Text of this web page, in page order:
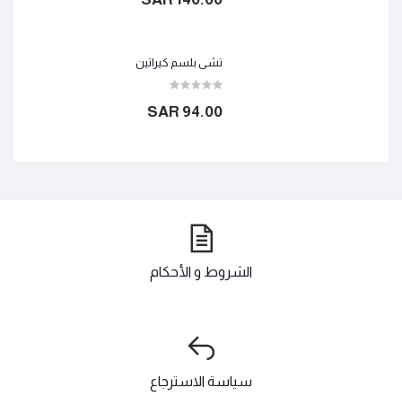
تشي بلسم كيراتين
94.00 SAR
الشروط و الأحكام
سياسة الاسترجاع